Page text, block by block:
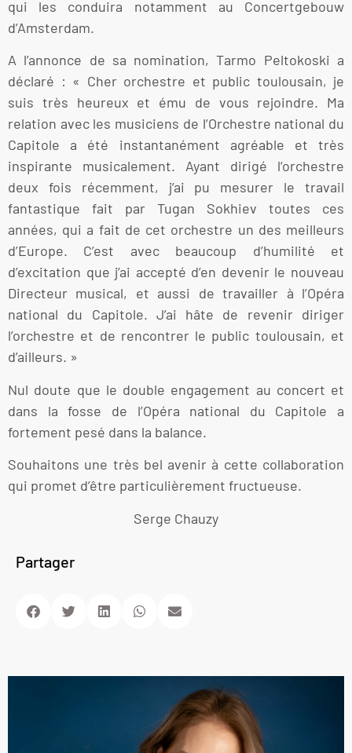
qui les conduira notamment au Concertgebouw
d’Amsterdam.
A l’annonce de sa nomination, Tarmo Peltokoski a
déclaré : « Cher orchestre et public toulousain, je
suis très heureux et ému de vous rejoindre. Ma
relation avec les musiciens de l’Orchestre national du
Capitole a été instantanément agréable et très
inspirante musicalement. Ayant dirigé l’orchestre
deux fois récemment, j’ai pu mesurer le travail
fantastique fait par Tugan Sokhiev toutes ces
années, qui a fait de cet orchestre un des meilleurs
d’Europe. C’est avec beaucoup d’humilité et
d’excitation que j’ai accepté d’en devenir le nouveau
Directeur musical, et aussi de travailler à l’Opéra
national du Capitole. J’ai hâte de revenir diriger
l’orchestre et de rencontrer le public toulousain, et
d’ailleurs. »
Nul doute que le double engagement au concert et
dans la fosse de l’Opéra national du Capitole a
fortement pesé dans la balance.
Souhaitons une très bel avenir à cette collaboration
qui promet d’être particulièrement fructueuse.
Serge Chauzy
Partager